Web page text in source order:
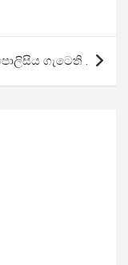
m ගැටෙති .